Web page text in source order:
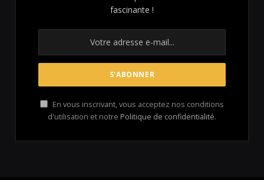
fascinante !
En vous inscrivant, vous acceptez nos conditions
d'utilisation et notre Politique de confidentialité.